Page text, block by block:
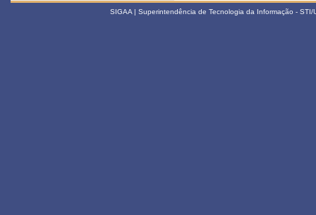
SIGAA | Superintendência de Tecnologia da Informação -